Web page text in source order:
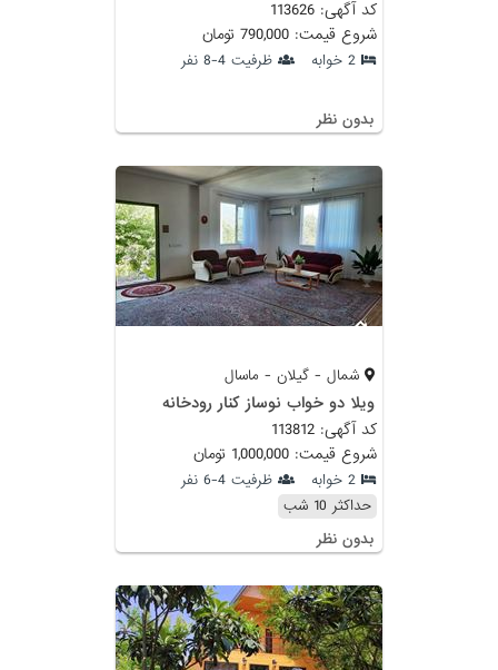
کد آگهی: 113626
شروع قیمت: 790,000 تومان
2 خوابه ظرفیت 4-8 نفر
بدون نظر
شمال - گیلان - ماسال
ویلا دو خواب نوساز کنار رودخانه
کد آگهی: 113812
شروع قیمت: 1,000,000 تومان
2 خوابه
ظرفیت 4-6 نفر
حداکثر 10 شب
بدون نظر